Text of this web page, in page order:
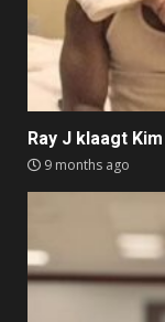
Ray J klaagt
9 months ago